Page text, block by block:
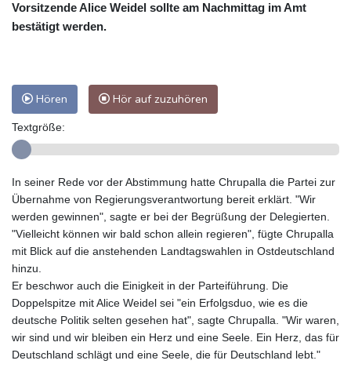
Vorsitzende Alice Weidel sollte am Nachmittag im Amt
bestätigt werden.
Hören Hör auf zuzuhören
Textgröße:
In seiner Rede vor der Abstimmung hatte Chrupalla die Partei zur
Übernahme von Regierungsverantwortung bereit erklärt. "Wir
werden gewinnen", sagte er bei der Begrüßung der Delegierten.
"Vielleicht können wir bald schon allein regieren", fügte Chrupalla
mit Blick auf die anstehenden Landtagswahlen in Ostdeutschland
hinzu.
Er beschwor auch die Einigkeit in der Parteiführung. Die
Doppelspitze mit Alice Weidel sei "ein Erfolgsduo, wie es die
deutsche Politik selten gesehen hat", sagte Chrupalla. "Wir waren,
wir sind und wir bleiben ein Herz und eine Seele. Ein Herz, das für
Deutschland schlägt und eine Seele, die für Deutschland lebt."